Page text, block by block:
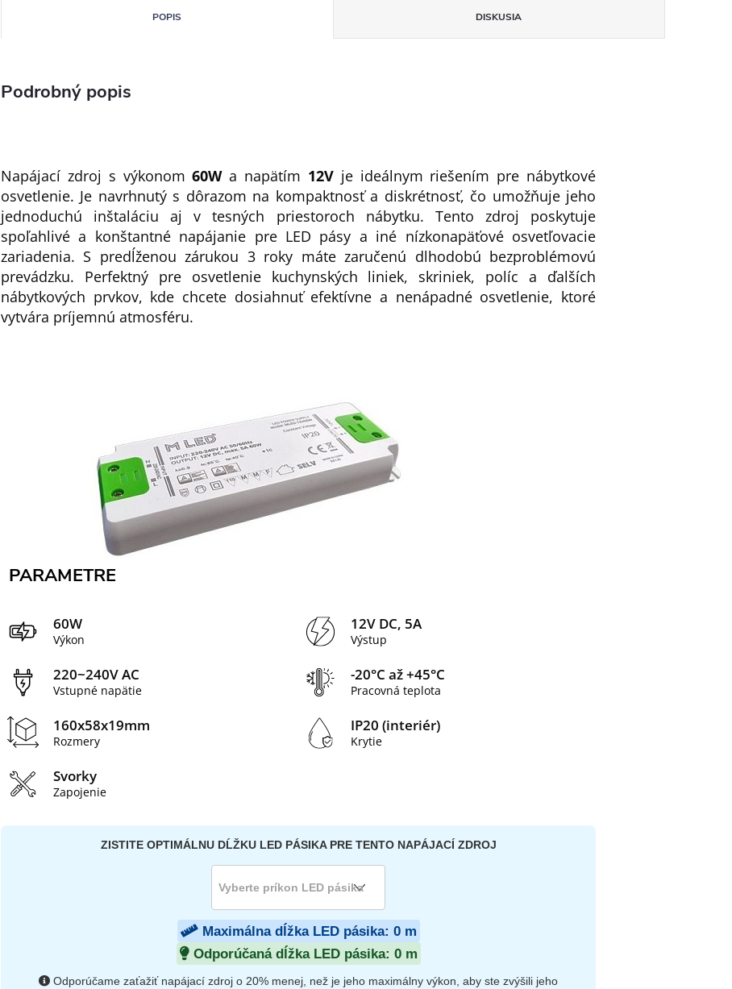
POPIS DISKUSIA
Podrobný popis
Napájací zdroj s výkonom60Wa napätím 12Vje ideálnym riešením pre nábytkové
osvetlenie. Je navrhnutý s dôrazom na kompaktnosť a diskrétnosť, čo umožňuje jeho
jednoduchú inštaláciu aj v tesných priestoroch nábytku. Tento zdroj poskytuje
spoľahlivé a konštantné napájanie pre LED pásy a iné nízkonapäťové osvetľovacie
zariadenia. S predĺženou zárukou 3 roky máte zaručenú dlhodobú bezproblémovú
prevádzku. Perfektný pre osvetlenie kuchynských liniek, skriniek, políc a ďalších
nábytkových prvkov, kde chcete dosiahnuť efektívne a nenápadné osvetlenie, ktoré
vytvára príjemnú atmosféru.
PARAMETRE
60W
Výkon
12V DC, 5A
Výstup
220~240V AC
Vstupné napätie
-20°C až +45°C
Pracovná teplota
160x58x19mm
Rozmery
IP20 (interiér)
Krytie
Svorky
Zapojenie
ZISTITE OPTIMÁLNU DĹŽKU LED PÁSIKA PRE TENTO NAPÁJACÍ ZDROJ
Maximálna dĺžka LED pásika: 0m
Odporúčaná dĺžka LED pásika: 0m
Odporúčame zaťažiť napájací zdroj o 20% menej, než je jeho maximálny výkon, aby ste zvýšili jeho